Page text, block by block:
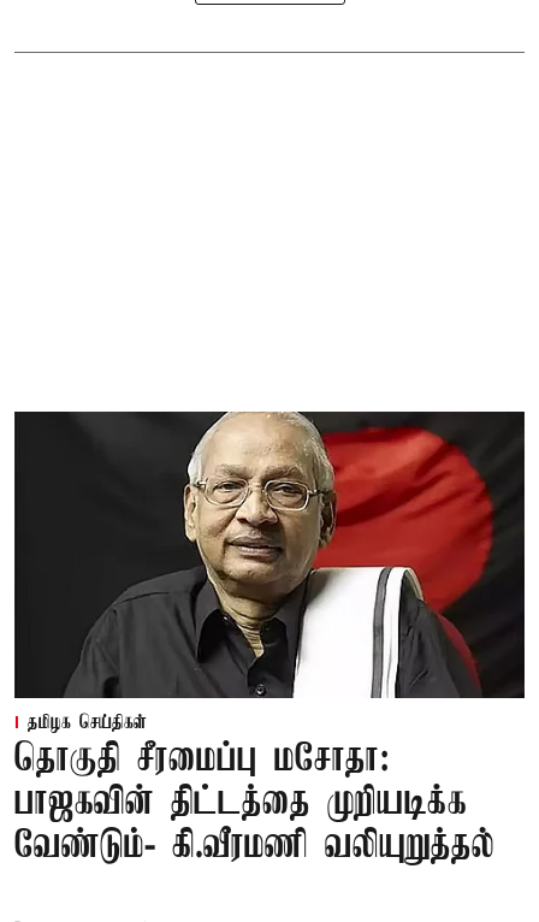
தமிழக செய்திகள்
தொகுதி சீரமைப்பு மசோதா:
பாஜகவின் திட்டத்தை முறியடிக்க
வேண்டும்- கி.வீரமணி வலியுறுத்தல்